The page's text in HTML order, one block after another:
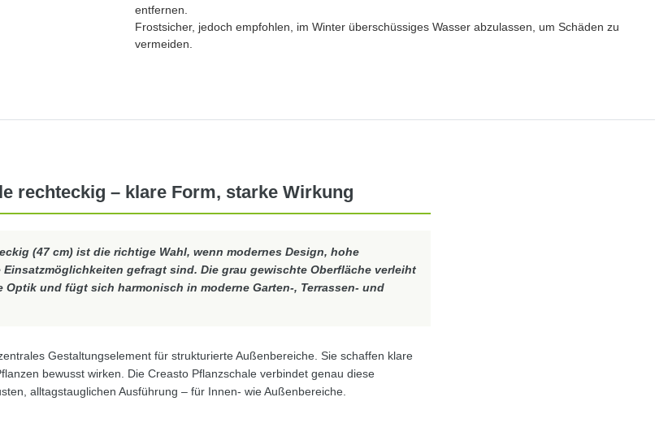
entfernen.
Frostsicher, jedoch empfohlen, im Winter überschüssiges Wasser abzulassen, um Schäden zu
vermeiden.
rechteckig – klare Form, starke Wirkung
(47 cm) ist die richtige Wahl, wenn modernes Design, hohe
gefragt sind. Die grau gewischte Oberfläche verleiht
Optik und fügt sich harmonisch in moderne Garten-, Terrassen- und
Gestaltungselement für strukturierte Außenbereiche. Sie schaffen klare
bewusst wirken. Die Creasto Pflanzschale verbindet genau diese
alltagstauglichen Ausführung – für Innen- wie Außenbereiche.